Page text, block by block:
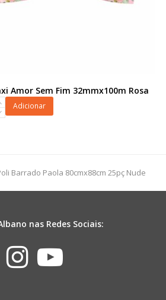
Amor Sem Fim 32mmx100m Rosa
Adicionar
Barrado Paola 80cmx88cm 25pç Nude
nas Redes Sociais:
Instagram
Youtube